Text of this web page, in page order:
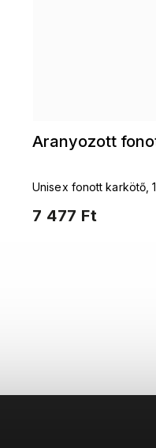
Aranyozott
7 477 Ft
Unisex fonott karkötő,